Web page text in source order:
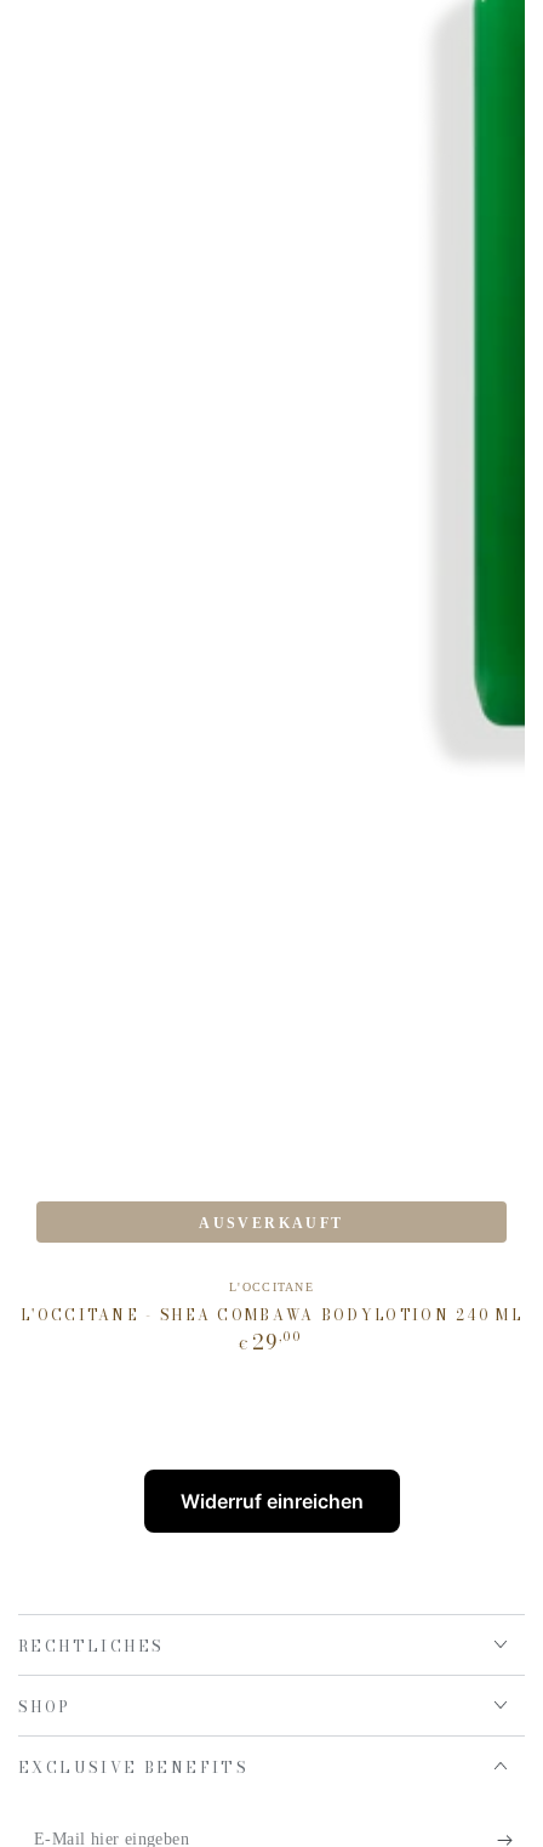
Verkäufer/in:
L'OCCITANE
L'OCCITANE - SHEA COMBAWA BODYLOTION 240 ML
Regulärer
€ 29,00
AUSVERKAUFT
Widerruf einreichen
RECHTLICHES
SHOP
EXCLUSIVE BENEFITS
E-